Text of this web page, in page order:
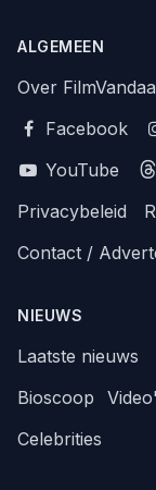
ALGEMEEN
Over
Facebook
YouTube
Privacybeleid
Contact /
NIEUWS
Laatste nieuws
Bioscoop
Celebrities